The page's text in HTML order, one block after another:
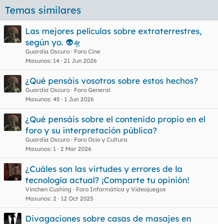
Temas similares
Las mejores películas sobre extraterrestres,
según yo. 👽🛸
Guardia Oscuro
Foro Cine
Masunos 14 21 Jun 2026
¿Qué pensáis vosotros sobre estos hechos?
Guardia Oscuro
Foro General
Masunos 45 1 Jun 2026
¿Qué pensáis sobre el contenido propio en el
foro y su interpretación pública?
Guardia Oscuro
Foro Ocio y Cultura
Masunos 1 2 Mar 2026
¿Cuáles son las virtudes y errores de la
tecnología actual? ¡Comparte tu opinión!
Vinchen Cushing
Foro Informática y Videojuegos
Masunos 2 12 Oct 2025
Divagaciones sobre casas de masajes en